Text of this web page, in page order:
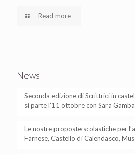
Read more
News
Seconda edizione di Scrittrici in
si parte l’11 ottobre con Sara
Le nostre proposte scolastiche per
Farnese, Castello di Calendasco,